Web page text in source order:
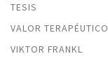
TESIS
VALOR
VIKTOR FRANKL